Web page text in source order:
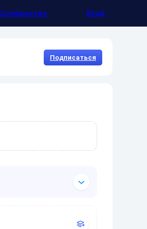
Сообщество Вход
Подписаться